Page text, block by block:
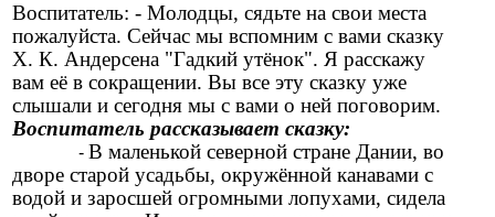
Воспитатель: - Молодцы, сядьте на свои места
пожалуйста. Сейчас мы вспомним с вами сказку
X. К. Андерсена "Гадкий утёнок". Я расскажу
вам её в сокращении. Вы все эту сказку уже
слышали и сегодня мы с вами о ней поговорим.
Воспитатель рассказывает сказку:
В маленькой северной стране Дании, во
дворе старой усадьбы, окружённой канавами с
водой и заросшей огромными лопухами, сидела